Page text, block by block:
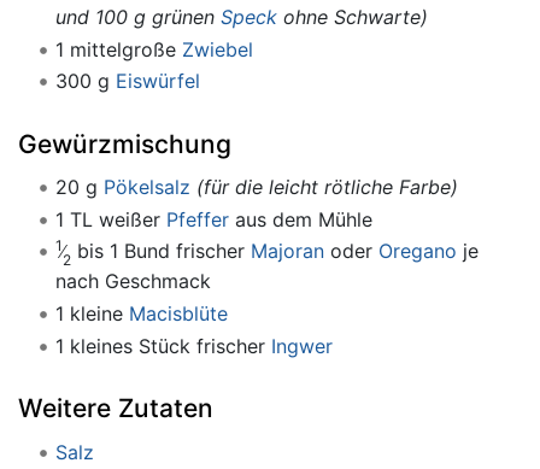
und 100 g grünen Speckohne Schwarte)
1 mittelgroße Zwiebel
300 g Eiswürfel
Gewürzmischung
20 g Pökelsalz (für die leicht rötliche Farbe)
1 TL weißer Pfefferaus dem Mühle
1
2bis 1 Bund frischer Majoranoder Oregano je
nach Geschmack
1 kleine Macisblüte
1 kleines Stück frischer Ingwer
Weitere Zutaten
Salz